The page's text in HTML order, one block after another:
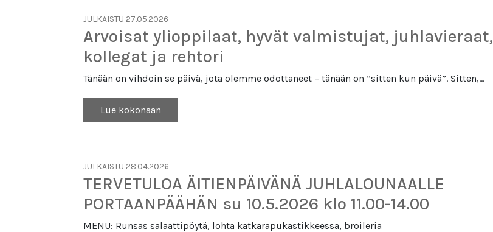
JULKAISTU 27.05.2026
Arvoisat ylioppilaat, hyvät valmistujat, juhlavieraat,
kollegat ja rehtori
Tänään on vihdoin se päivä, jota olemme odottaneet – tänään on ”sitten kun päivä”. Sitten,…
Lue kokonaan
JULKAISTU 28.04.2026
TERVETULOA ÄITIENPÄIVÄNÄ JUHLALOUNAALLE
PORTAANPÄÄHÄN su 10.5.2026 klo 11.00-14.00
MENU: Runsas salaattipöytä, lohta katkarapukastikkeessa, broileria